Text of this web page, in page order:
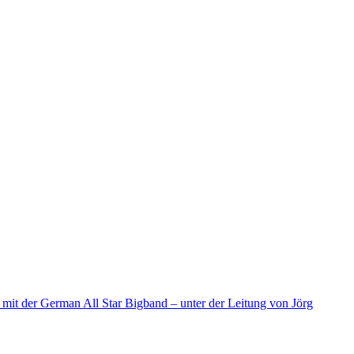
der German All Star Bigband – unter der Leitung von Jörg